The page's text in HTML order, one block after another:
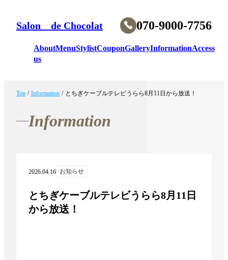
Salon de Chocolat 070-9000-7756
About
us
MenuStylistCouponGalleryInformationAccess
Top / Information / とちぎケーブルテレビうらら8月11日から放送！
Information
2026.04.16 お知らせ
とちぎケーブルテレビうらら8月11日
から放送！